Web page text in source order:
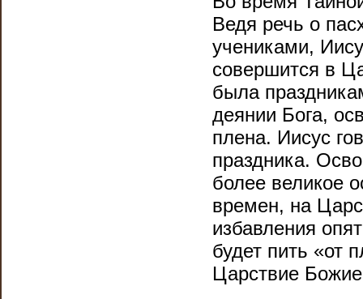
Ведя речь о
учениками,
совершится в
была
деянии Бога,
плена. Иисус
праздника.
более великое
времен, на
избавления
будет пить «от
Царствие